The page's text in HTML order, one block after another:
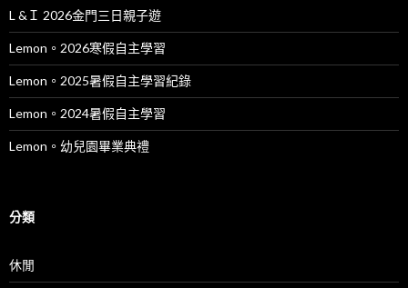
L &Ｉ 2026金門三日親子遊
Lemon。2026寒假自主學習
Lemon。2025暑假自主學習紀錄
Lemon。2024暑假自主學習
Lemon。幼兒園畢業典禮
分類
休閒